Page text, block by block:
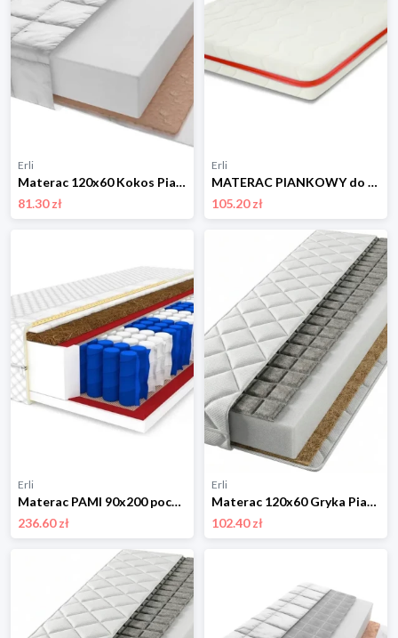
Erli
Materac 120x60 Kokos Pianka Dziecięcy Dwustronny Atest Oeko-Tex
81.30 zł
Erli
MATERAC PIANKOWY do łóżeczka 160X80 PIKOWANY !!!
105.20 zł
Erli
Materac PAMI 90x200 pocket Double HARD kokos
236.60 zł
Erli
Materac 120x60 Gryka Pianka Kokos Antyalergiczny Zdejmowany Pokrowiec
102.40 zł